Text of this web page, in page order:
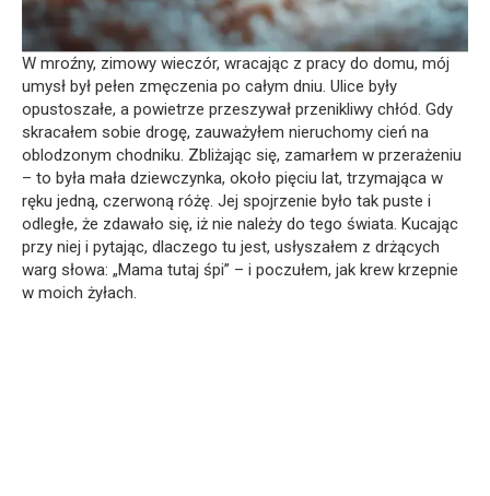
W mroźny, zimowy wieczór, wracając z pracy do domu, mój
umysł był pełen zmęczenia po całym dniu. Ulice były
opustoszałe, a powietrze przeszywał przenikliwy chłód. Gdy
skracałem sobie drogę, zauważyłem nieruchomy cień na
oblodzonym chodniku. Zbliżając się, zamarłem w przerażeniu
– to była mała dziewczynka, około pięciu lat, trzymająca w
ręku jedną, czerwoną różę. Jej spojrzenie było tak puste i
odległe, że zdawało się, iż nie należy do tego świata. Kucając
przy niej i pytając, dlaczego tu jest, usłyszałem z drżących
warg słowa: „Mama tutaj śpi” – i poczułem, jak krew krzepnie
w moich żyłach.